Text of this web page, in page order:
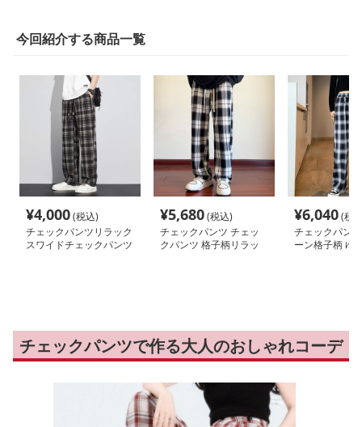
今回紹介する商品一覧
¥4,000(税込)
チェックパンツリラック
スワイドチェックパンツ
¥5,680(税込)
チェックパンツ チェッ
クパンツ 格子柄リラッ
¥6,040(税
チェックパン
ーン格子柄 ゆ
チェックパンツで作る大人のおしゃれコーデ